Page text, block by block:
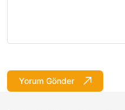
Yorum Gönder